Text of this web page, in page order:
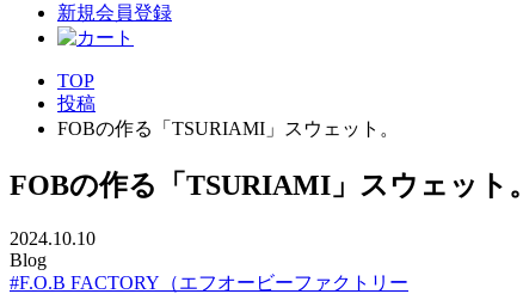
新規会員登録
TOP
投稿
FOBの作る「TSURIAMI」スウェット。
FOBの作る「TSURIAMI」スウェット。
2024.10.10
Blog
#F.O.B FACTORY（エフオービーファクトリー